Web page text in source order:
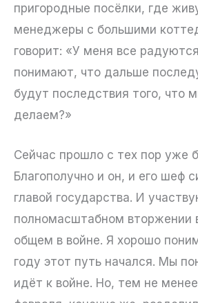
пригородные посёлки, где
менеджеры с большими
говорит: «У меня все
понимают, что дальше
будут последствия того, что
делаем?»
Сейчас прошло с тех пор уже
Благополучно и он, и его шеф
главой государства. И
полномасштабном вторжении
общем в войне. Я хорошо
году этот путь начался. Мы
идёт к войне. Но, тем не